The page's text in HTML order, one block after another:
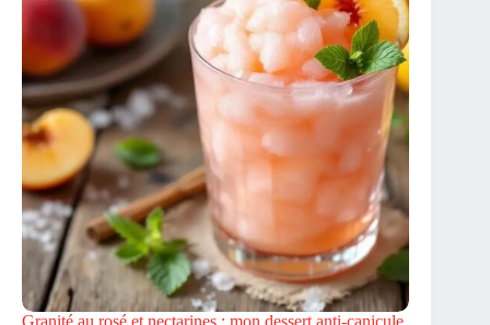
Granité au rosé et nectarines : mon dessert anti-canicule